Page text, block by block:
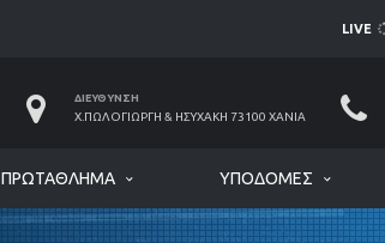
LIVE
ΔΙΕΎΘΥΝΣΗ
Χ.ΠΩΛΟΓΙΏΡΓΗ & ΗΣΥΧΆΚΗ 73100 ΧΑΝΙΆ
ΠΡΩΤΆΘΛΗΜΑ ΥΠΟΔΟΜΈΣ